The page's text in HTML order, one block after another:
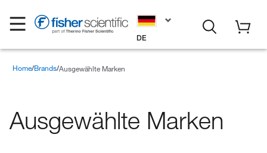
DE
Home Brands Ausgewählte Marken
Ausgewählte Marken